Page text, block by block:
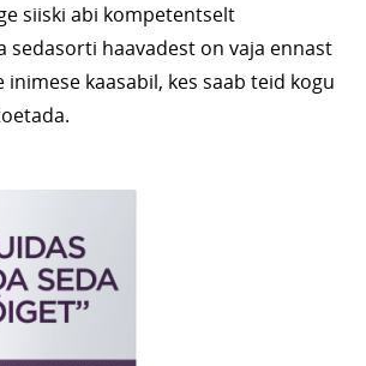
siiski abi kompetentselt
sedasorti haavadest on vaja ennast
kaasabil, kes saab teid kogu